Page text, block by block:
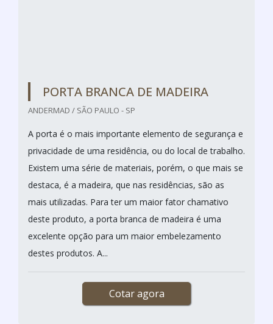
PORTA BRANCA DE MADEIRA
ANDERMAD / SÃO PAULO - SP
A porta é o mais importante elemento de segurança e
privacidade de uma residência, ou do local de trabalho.
Existem uma série de materiais, porém, o que mais se
destaca, é a madeira, que nas residências, são as
mais utilizadas. Para ter um maior fator chamativo
deste produto, a porta branca de madeira é uma
excelente opção para um maior embelezamento
destes produtos. A...
Cotar agora